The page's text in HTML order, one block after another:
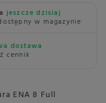
jeszcze dzisiaj
w magazynie
dostawa
cennik
ENA 8 Full